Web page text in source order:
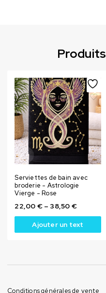
Serviettes de bain avec
broderie - Astrologie
Vierge - Rose
22,00 €– 38,50 €
Ajouter un text
Conditions générales de vente